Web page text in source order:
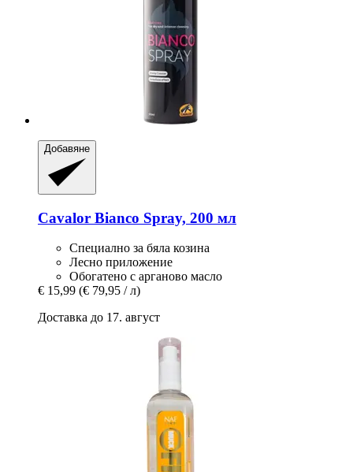
Добавяне
Cavalor Bianco Spray, 200 мл
Специално за бяла козина
Лесно приложение
Обогатено с арганово масло
€ 15,99 (€ 79,95 / л)
Доставка до 17. август